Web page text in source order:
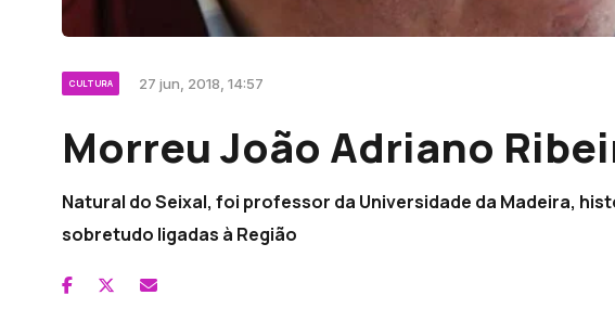
CULTURA 27 jun, 2018, 14:57
Morreu João Adriano
Natural do Seixal, foi professor da Universidade da Madeira,
sobretudo ligadas à Região